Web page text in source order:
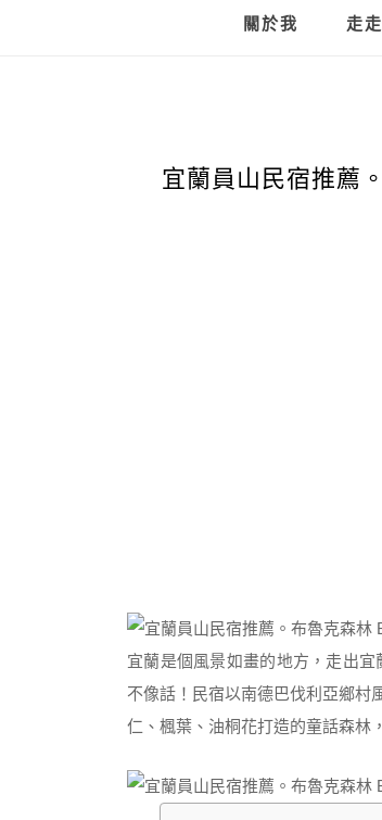
關於我 走
宜蘭員山民宿推薦
宜蘭是個風景如畫的地方，走出
不像話！民宿以南德巴伐利亞鄉村
仁、楓葉、油桐花打造的童話森林